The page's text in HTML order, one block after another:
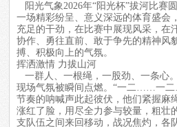
阳光气象2026年“阳光杯”拔河比赛
一场精彩纷呈、意义深远的体育盛会
充足的干劲，在比赛中展现风采，在
协作、勇往直前、敢于争先的精神风
搏、积极向上的气氛。
挥洒激情 力拔山河
一群人、一根绳，一股劲、一条心
现场气氛被瞬间点燃。“一二……一
节奏的呐喊声此起彼伏，他们紧握麻
涨红了脸，用尽全力参与较量，粗壮
支队伍之间来回移动，战况焦灼，各